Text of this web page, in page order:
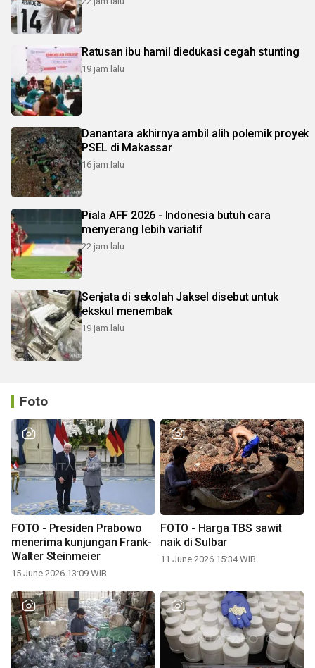
Ratusan ibu hamil diedukasi cegah stunting
19 jam lalu
Danantara akhirnya ambil alih polemik proyek
PSEL di Makassar
16 jam lalu
Piala AFF 2026 - Indonesia butuh cara
menyerang lebih variatif
22 jam lalu
Senjata di sekolah Jaksel disebut untuk
ekskul menembak
19 jam lalu
Foto
FOTO - Presiden Prabowo
menerima kunjungan Frank-
Walter Steinmeier
15 June 2026 13:09 WIB
FOTO - Harga TBS sawit
naik di Sulbar
11 June 2026 15:34 WIB